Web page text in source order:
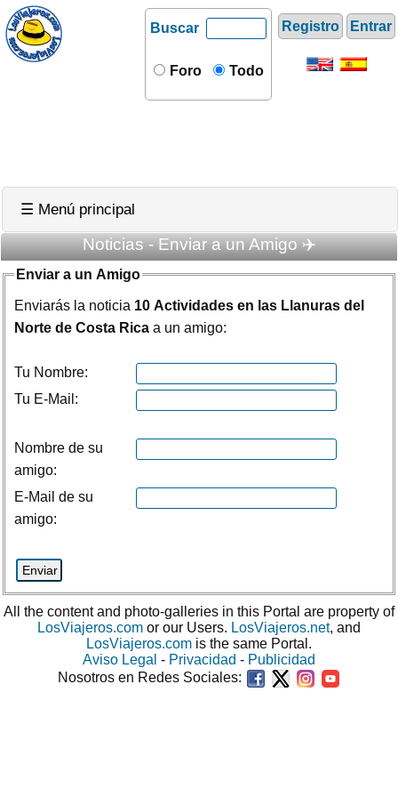
Registro Entrar
Buscar
Foro Todo
☰ Menú principal
Noticias - Enviar a un Amigo ✈️
Enviar a un Amigo
Enviarás la noticia 10 Actividades en las Llanuras del
Norte de Costa Rica a un amigo:
Tu Nombre:
Tu E-Mail:
Nombre de su
amigo:
E-Mail de su
amigo:
All the content and photo-galleries in this Portal are property of
LosViajeros.com or our Users. LosViajeros.net, and
LosViajeros.com is the same Portal.
Aviso Legal - Privacidad - Publicidad
Nosotros en Redes Sociales: